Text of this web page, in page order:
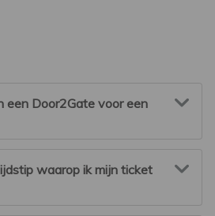
Door2Gate voor een
hoeveel het transport
waarop ik mijn ticket